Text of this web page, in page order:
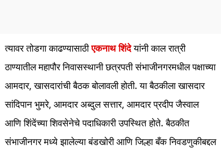
त्यावर तोडगा काढण्यासाठीएकनाथ शिंदेयांनी काल रात्री
ठाण्यातील महापौर निवासस्थानी छत्रपती संभाजीनगरमधील पक्षाच्या
आमदार, खासदारांची बैठक बोलावली होती. या बैठकीला खासदार
सांदिपान भुमरे, आमदार अब्दुल सत्तार, आमदार प्रदीप जैस्वाल
आणि शिंदेंच्या शिवसेनेचे पदाधिकारी उपस्थित होते. बैठकीत
संभाजीनगर मध्ये झालेल्या बंडखोरी आणि जिल्हा बँक निवडणुकीबद्दल